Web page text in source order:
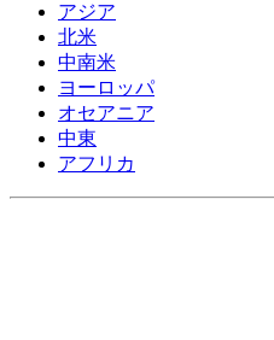
アジア
北米
中南米
ヨーロッパ
オセアニア
中東
アフリカ